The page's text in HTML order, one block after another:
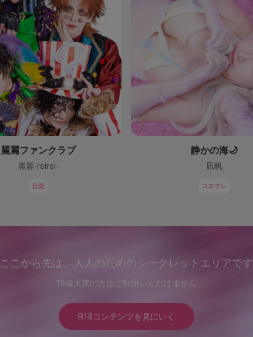
麗麗ファンクラブ
麗麗-reirei-
音楽
静かの海🌙
凪帆
コスプレ
ここから先は、大人のためのシークレットエリアです
18歳未満の方はご利用いただけません
R18コンテンツを見にいく